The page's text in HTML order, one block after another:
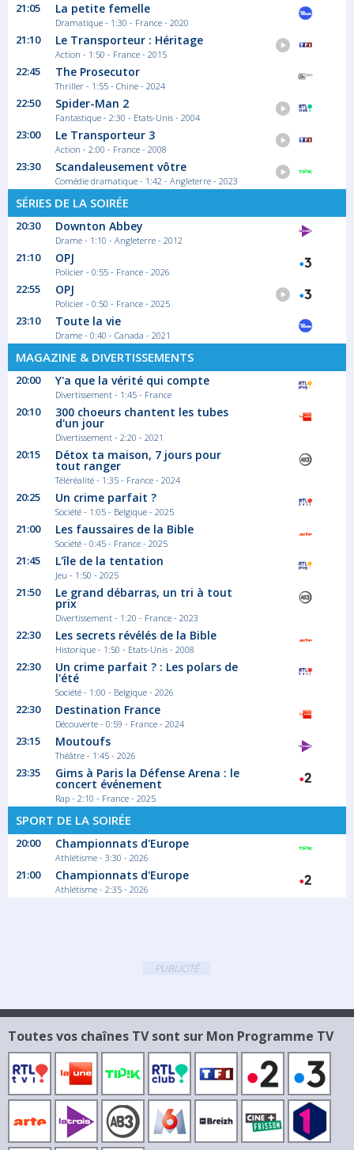
Film Horreur
21:05 La petite femelle
Dramatique - 1:30 - France - 2020
21:10 Le Transporteur : Héritage
Action - 1:50 - France - 2015
22:45 The Prosecutor
Thriller - 1:55 - Chine - 2024
22:50 Spider-Man 2
Fantastique - 2:30 - Etats-Unis - 2004
23:00 Le Transporteur 3
Action - 2:00 - France - 2008
23:30 Scandaleusement vôtre
Comédie dramatique - 1:42 - Angleterre - 2023
SÉRIES DE LA SOIRÉE
20:30 Downton Abbey
Drame - 1:10 - Angleterre - 2012
21:10 OPJ
Policier - 0:55 - France - 2026
22:55 OPJ
Policier - 0:50 - France - 2025
23:10 Toute la vie
Drame - 0:40 - Canada - 2021
MAGAZINE & DIVERTISSEMENTS
20:00 Y'a que la vérité qui compte
Divertissement - 1:45 - France
20:10 300 choeurs chantent les tubes
d'un jour
Divertissement - 2:20 - 2021
20:15 Détox ta maison, 7 jours pour
tout ranger
Téléréalité - 1:35 - France - 2024
20:25 Un crime parfait ?
Société - 1:05 - Belgique - 2025
21:00 Les faussaires de la Bible
Société - 0:45 - France - 2025
21:45 L'île de la tentation
Jeu - 1:50 - 2025
21:50 Le grand débarras, un tri à tout
prix
Divertissement - 1:20 - France - 2023
22:30 Les secrets révélés de la Bible
Historique - 1:50 - Etats-Unis - 2008
22:30 Un crime parfait ? : Les polars de
l'été
Société - 1:00 - Belgique - 2026
22:30 Destination France
Découverte - 0:59 - France - 2024
23:15 Moutoufs
Théâtre - 1:45 - 2026
23:35 Gims à Paris la Défense Arena : le
concert événement
Rap - 2:10 - France - 2025
SPORT DE LA SOIRÉE
20:00 Championnats d'Europe
Athlétisme - 3:30 - 2026
21:00 Championnats d'Europe
Athlétisme - 2:35 - 2026
PUBLICITÉ
Toutes vos chaînes TV sont sur Mon Programme TV